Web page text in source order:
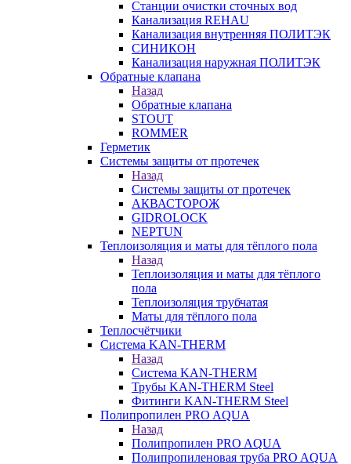
Станции очистки сточных вод
Канализация REHAU
Канализация внутренняя ПОЛИТЭК
СИНИКОН
Канализация наружная ПОЛИТЭК
Обратные клапана
Назад
Обратные клапана
STOUT
ROMMER
Герметик
Системы защиты от протечек
Назад
Системы защиты от протечек
АКВАСТОРОЖ
GIDROLOCK
NEPTUN
Теплоизоляция и маты для тёплого пола
Назад
Теплоизоляция и маты для тёплого
пола
Теплоизоляция трубчатая
Маты для тёплого пола
Теплосчётчики
Система KAN-THERM
Назад
Система KAN-THERM
Трубы KAN-THERM Steel
Фитинги KAN-THERM Steel
Полипропилен PRO AQUA
Назад
Полипропилен PRO AQUA
Полипропиленовая труба PRO AQUA